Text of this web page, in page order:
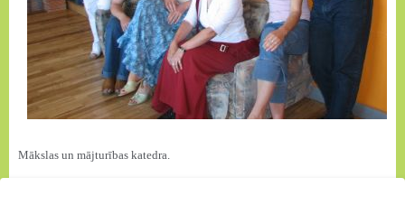
Mākslas un mājturības katedra.